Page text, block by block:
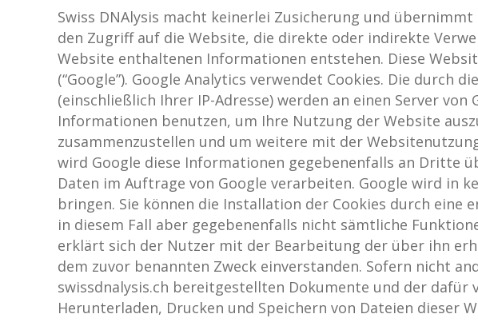
Swiss DNAlysis macht keinerlei Zusicherung und
den Zugriff auf die Website, die direkte oder indirekte
Website enthaltenen Informationen entstehen. Diese
(“Google”). Google Analytics verwendet Cookies. Die
(einschließlich Ihrer IP-Adresse) werden an einen Server
Informationen benutzen, um Ihre Nutzung der Website
zusammenzustellen und um weitere mit der
wird Google diese Informationen gegebenenfalls an Dritte
Daten im Auftrage von Google verarbeiten. Google wird in
bringen. Sie können die Installation der Cookies durch
in diesem Fall aber gegebenenfalls nicht sämtliche
erklärt sich der Nutzer mit der Bearbeitung der über ihn
dem zuvor benannten Zweck einverstanden. Sofern nicht
swissdnalysis.ch bereitgestellten Dokumente und der dafür
Herunterladen, Drucken und Speichern von Dateien